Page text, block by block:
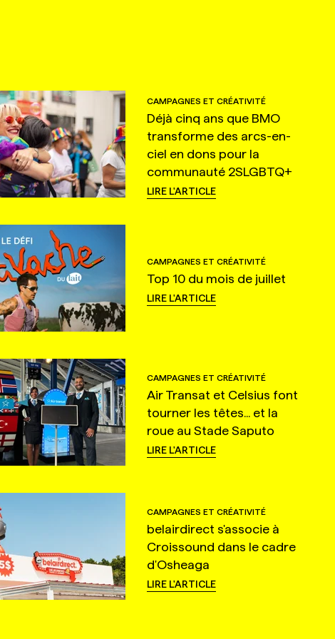
CAMPAGNES ET CRÉATIVITÉ
Déjà cinq ans que BMO
transforme des arcs-en-
ciel en dons pour la
communauté 2SLGBTQ+
LIRE L'ARTICLE
CAMPAGNES ET CRÉATIVITÉ
Top 10 du mois de juillet
LIRE L'ARTICLE
CAMPAGNES ET CRÉATIVITÉ
Air Transat et Celsius font
tourner les têtes... et la
roue au Stade Saputo
LIRE L'ARTICLE
CAMPAGNES ET CRÉATIVITÉ
belairdirect s'associe à
Croissound dans le cadre
d'Osheaga
LIRE L'ARTICLE